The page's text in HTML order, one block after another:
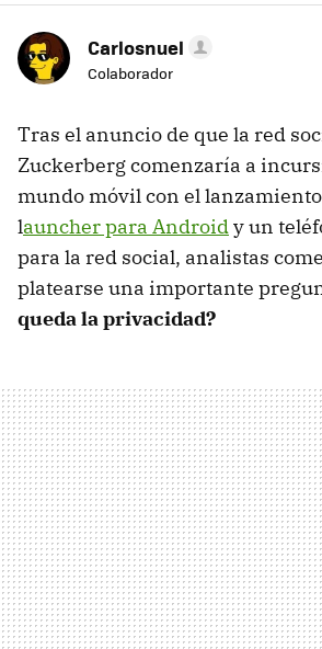
Carlosnuel
Colaborador
Tras el anuncio de que la red
Zuckerberg comenzaría a
mundo móvil con el
launcher para Androidy un
para la red social, analistas
platearse una importante
queda la privacidad?